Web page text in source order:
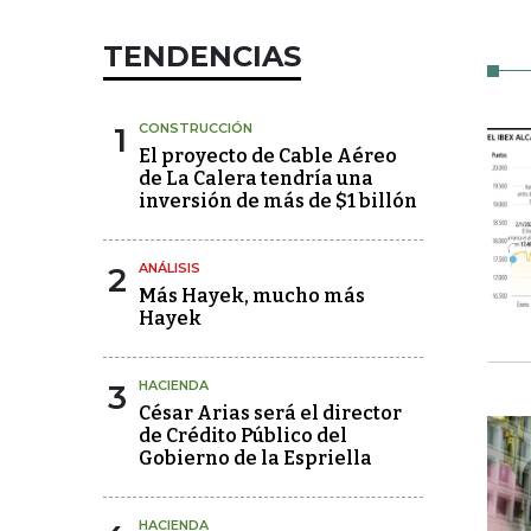
TENDENCIAS
1 CONSTRUCCIÓN
El proyecto de Cable Aéreo
de La Calera tendría una
inversión de más de $1 billón
2 ANÁLISIS
Más Hayek, mucho más
Hayek
3 HACIENDA
César Arias será el director
de Crédito Público del
Gobierno de la Espriella
HACIENDA